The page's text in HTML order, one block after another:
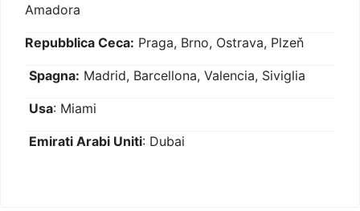
Amadora
Repubblica Ceca: Praga, Brno, Ostrava, Plzeň
Spagna: Madrid, Barcellona, Valencia, Siviglia
Usa: Miami
Emirati Arabi Uniti: Dubai